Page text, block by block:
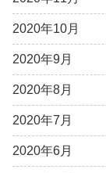
2020年10月
2020年9月
2020年8月
2020年7月
2020年6月